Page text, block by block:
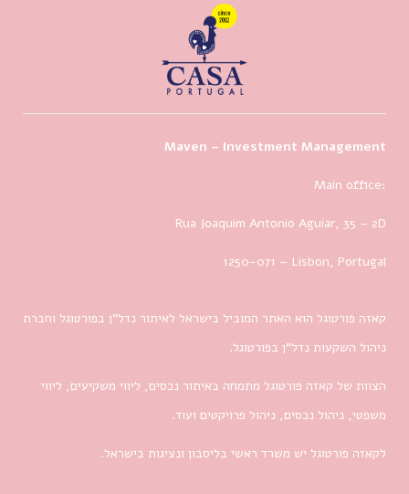
Maven – Investment Management
Main office:
Rua Joaquim Antonio Aguiar, 35 – 2D
1250-071 – Lisbon, Portugal
קאזה פורטוגל הוא האתר המוביל בישראל לאיתור נדל”ן בפורטוגל וחברת
ניהול השקעות נדל”ן בפורטוגל.
הצוות של קאזה פורטוגל מתמחה באיתור נכסים, ליווי משקיעים, ליווי
משפטי, ניהול נכסים, ניהול פרויקטים ועוד.
לקאזה פורטוגל יש משרד ראשי בליסבון ונציגות בישראל.